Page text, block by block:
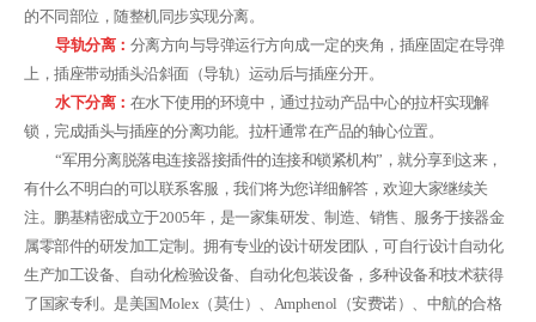
的不同部位，随整机同步实现分离。
导轨分离： 分离方向与导弹运行方向成一定的夹角，插座固定在导弹
上，插座带动插头沿斜面（导轨）运动后与插座分开。
水下分离： 在水下使用的环境中，通过拉动产品中心的拉杆实现解
锁，完成插头与插座的分离功能。拉杆通常在产品的轴心位置。
“军用分离脱落电连接器接插件的连接和锁紧机构”，就分享到这来，
有什么不明白的可以联系客服，我们将为您详细解答，欢迎大家继续关
注。鹏基精密成立于2005年，是一家集研发、制造、销售、服务于接器金
属零部件的研发加工定制。拥有专业的设计研发团队，可自行设计自动化
生产加工设备、自动化检验设备、自动化包装设备，多种设备和技术获得
了国家专利。是美国Molex（莫仕）、Amphenol（安费诺）、中航的合格